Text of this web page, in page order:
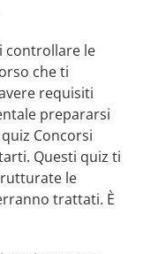
controllare le
che ti
requisiti
prepararsi
Concorsi
Questi quiz ti
le
trattati. È